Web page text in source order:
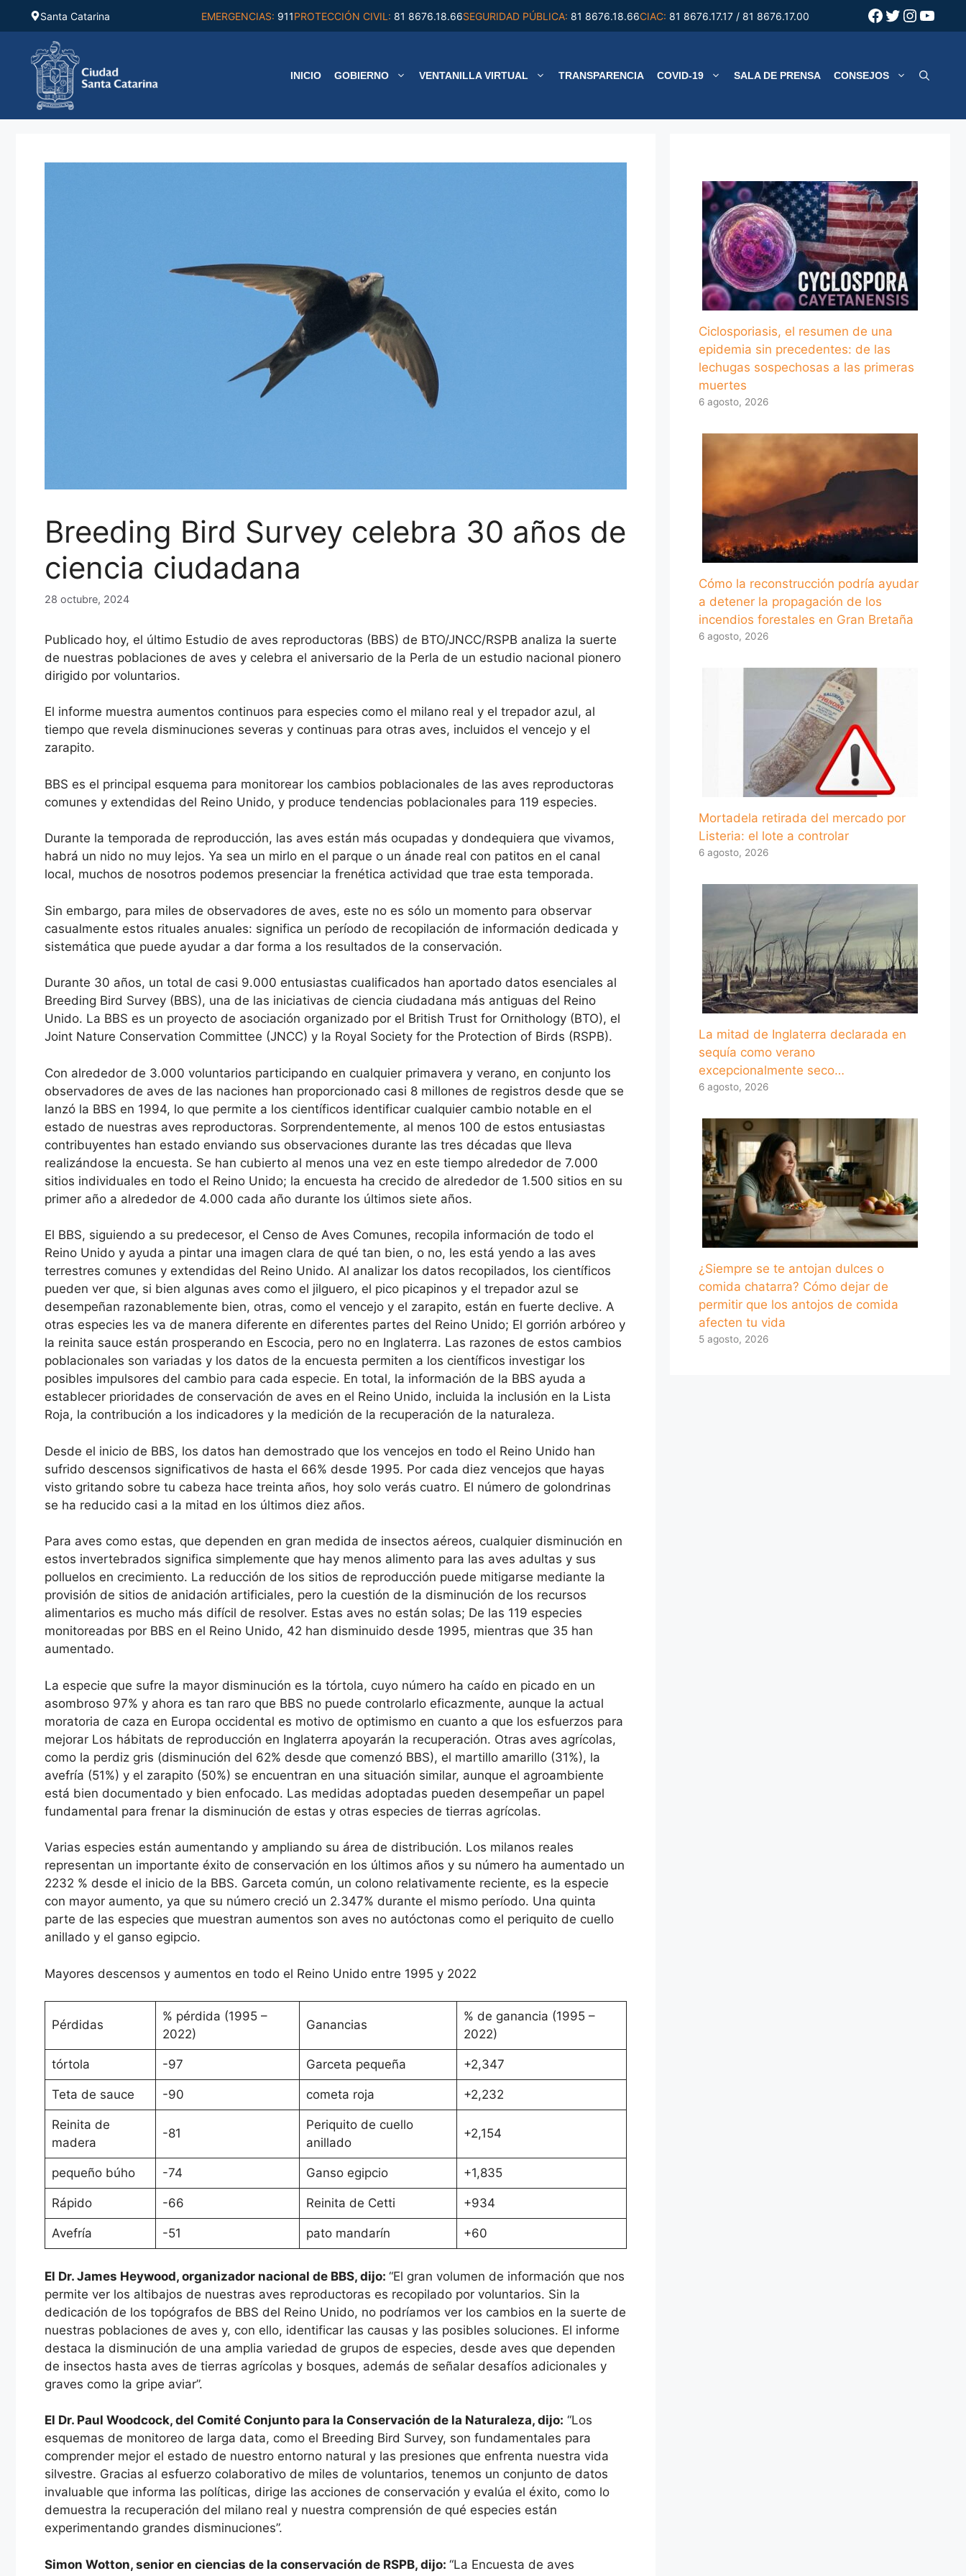
Saltar
contenido
Santa Catarina EMERGENCIAS: 911PROTECCIÓN CIVIL: 81 8676.18.66SEGURIDAD PÚBLICA: 81 8676.18.66CIAC: 81 8676.17.17 / 81 8676.17.00 Facebook
Twitter
INICIO GOBIERNO VENTANILLA VIRTUAL TRANSPARENCIA COVID-19 SALA DE PRENSA CONSEJOS
Breeding Bird Survey celebra 30 años de
ciencia ciudadana
28 octubre, 2024
Publicado hoy, el último Estudio de aves reproductoras (BBS) de BTO/JNCC/RSPB analiza la suerte
de nuestras poblaciones de aves y celebra el aniversario de la Perla de un estudio nacional pionero
dirigido por voluntarios.
El informe muestra aumentos continuos para especies como el milano real y el trepador azul, al
tiempo que revela disminuciones severas y continuas para otras aves, incluidos el vencejo y el
zarapito.
BBS es el principal esquema para monitorear los cambios poblacionales de las aves reproductoras
comunes y extendidas del Reino Unido, y produce tendencias poblacionales para 119 especies.
Durante la temporada de reproducción, las aves están más ocupadas y dondequiera que vivamos,
habrá un nido no muy lejos. Ya sea un mirlo en el parque o un ánade real con patitos en el canal
local, muchos de nosotros podemos presenciar la frenética actividad que trae esta temporada.
Sin embargo, para miles de observadores de aves, este no es sólo un momento para observar
casualmente estos rituales anuales: significa un período de recopilación de información dedicada y
sistemática que puede ayudar a dar forma a los resultados de la conservación.
Durante 30 años, un total de casi 9.000 entusiastas cualificados han aportado datos esenciales al
Breeding Bird Survey (BBS), una de las iniciativas de ciencia ciudadana más antiguas del Reino
Unido. La BBS es un proyecto de asociación organizado por el British Trust for Ornithology (BTO), el
Joint Nature Conservation Committee (JNCC) y la Royal Society for the Protection of Birds (RSPB).
Con alrededor de 3.000 voluntarios participando en cualquier primavera y verano, en conjunto los
observadores de aves de las naciones han proporcionado casi 8 millones de registros desde que se
lanzó la BBS en 1994, lo que permite a los científicos identificar cualquier cambio notable en el
estado de nuestras aves reproductoras. Sorprendentemente, al menos 100 de estos entusiastas
contribuyentes han estado enviando sus observaciones durante las tres décadas que lleva
realizándose la encuesta. Se han cubierto al menos una vez en este tiempo alrededor de 7.000
sitios individuales en todo el Reino Unido; la encuesta ha crecido de alrededor de 1.500 sitios en su
primer año a alrededor de 4.000 cada año durante los últimos siete años.
El BBS, siguiendo a su predecesor, el Censo de Aves Comunes, recopila información de todo el
Reino Unido y ayuda a pintar una imagen clara de qué tan bien, o no, les está yendo a las aves
terrestres comunes y extendidas del Reino Unido. Al analizar los datos recopilados, los científicos
pueden ver que, si bien algunas aves como el jilguero, el pico picapinos y el trepador azul se
desempeñan razonablemente bien, otras, como el vencejo y el zarapito, están en fuerte declive. A
otras especies les va de manera diferente en diferentes partes del Reino Unido; El gorrión arbóreo y
la reinita sauce están prosperando en Escocia, pero no en Inglaterra. Las razones de estos cambios
poblacionales son variadas y los datos de la encuesta permiten a los científicos investigar los
posibles impulsores del cambio para cada especie. En total, la información de la BBS ayuda a
establecer prioridades de conservación de aves en el Reino Unido, incluida la inclusión en la Lista
Roja, la contribución a los indicadores y la medición de la recuperación de la naturaleza.
Desde el inicio de BBS, los datos han demostrado que los vencejos en todo el Reino Unido han
sufrido descensos significativos de hasta el 66% desde 1995. Por cada diez vencejos que hayas
visto gritando sobre tu cabeza hace treinta años, hoy solo verás cuatro. El número de golondrinas
se ha reducido casi a la mitad en los últimos diez años.
Para aves como estas, que dependen en gran medida de insectos aéreos, cualquier disminución en
estos invertebrados significa simplemente que hay menos alimento para las aves adultas y sus
polluelos en crecimiento. La reducción de los sitios de reproducción puede mitigarse mediante la
provisión de sitios de anidación artificiales, pero la cuestión de la disminución de los recursos
alimentarios es mucho más difícil de resolver. Estas aves no están solas; De las 119 especies
monitoreadas por BBS en el Reino Unido, 42 han disminuido desde 1995, mientras que 35 han
aumentado.
La especie que sufre la mayor disminución es la tórtola, cuyo número ha caído en picado en un
asombroso 97% y ahora es tan raro que BBS no puede controlarlo eficazmente, aunque la actual
moratoria de caza en Europa occidental es motivo de optimismo en cuanto a que los esfuerzos para
mejorar Los hábitats de reproducción en Inglaterra apoyarán la recuperación. Otras aves agrícolas,
como la perdiz gris (disminución del 62% desde que comenzó BBS), el martillo amarillo (31%), la
avefría (51%) y el zarapito (50%) se encuentran en una situación similar, aunque el agroambiente
está bien documentado y bien enfocado. Las medidas adoptadas pueden desempeñar un papel
fundamental para frenar la disminución de estas y otras especies de tierras agrícolas.
Varias especies están aumentando y ampliando su área de distribución. Los milanos reales
representan un importante éxito de conservación en los últimos años y su número ha aumentado un
2232 % desde el inicio de la BBS. Garceta común, un colono relativamente reciente, es la especie
con mayor aumento, ya que su número creció un 2.347% durante el mismo período. Una quinta
parte de las especies que muestran aumentos son aves no autóctonas como el periquito de cuello
anillado y el ganso egipcio.
Mayores descensos y aumentos en todo el Reino Unido entre 1995 y 2022
Pérdidas
% pérdida (1995 –
2022)
Ganancias
% de ganancia (1995 –
2022)
tórtola -97 Garceta pequeña +2,347
Teta de sauce -90 cometa roja +2,232
Reinita de
madera
-81
Periquito de cuello
anillado
+2,154
pequeño búho -74 Ganso egipcio +1,835
Rápido -66 Reinita de Cetti +934
Avefría -51 pato mandarín +60
El Dr. James Heywood, organizador nacional de BBS, dijo: “El gran volumen de información que nos
permite ver los altibajos de nuestras aves reproductoras es recopilado por voluntarios. Sin la
dedicación de los topógrafos de BBS del Reino Unido, no podríamos ver los cambios en la suerte de
nuestras poblaciones de aves y, con ello, identificar las causas y las posibles soluciones. El informe
destaca la disminución de una amplia variedad de grupos de especies, desde aves que dependen
de insectos hasta aves de tierras agrícolas y bosques, además de señalar desafíos adicionales y
graves como la gripe aviar”.
El Dr. Paul Woodcock, del Comité Conjunto para la Conservación de la Naturaleza, dijo: “Los
esquemas de monitoreo de larga data, como el Breeding Bird Survey, son fundamentales para
comprender mejor el estado de nuestro entorno natural y las presiones que enfrenta nuestra vida
silvestre. Gracias al esfuerzo colaborativo de miles de voluntarios, tenemos un conjunto de datos
invaluable que informa las políticas, dirige las acciones de conservación y evalúa el éxito, como lo
demuestra la recuperación del milano real y nuestra comprensión de qué especies están
experimentando grandes disminuciones”.
Simon Wotton, senior en ciencias de la conservación de RSPB, dijo: “La Encuesta de aves
Ciclosporiasis, el resumen de una
epidemia sin precedentes: de las
lechugas sospechosas a las primeras
muertes
6 agosto, 2026
Cómo la reconstrucción podría ayudar
a detener la propagación de los
incendios forestales en Gran Bretaña
6 agosto, 2026
Mortadela retirada del mercado por
Listeria: el lote a controlar
6 agosto, 2026
La mitad de Inglaterra declarada en
sequía como verano
excepcionalmente seco…
6 agosto, 2026
¿Siempre se te antojan dulces o
comida chatarra? Cómo dejar de
permitir que los antojos de comida
afecten tu vida
5 agosto, 2026